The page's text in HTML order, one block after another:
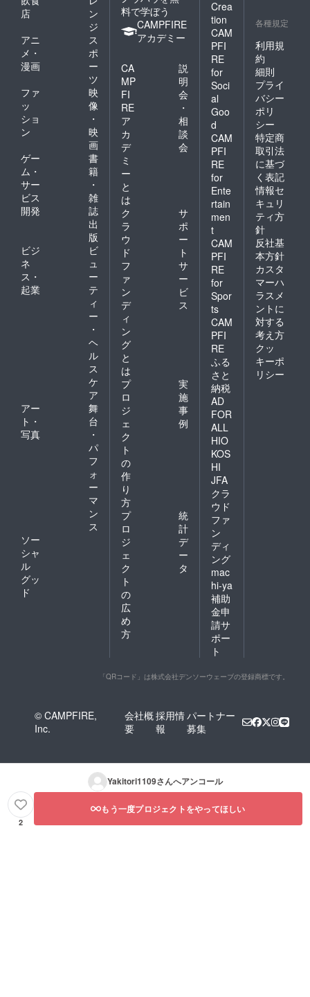
店
ン
ジ
アニ
メ・
漫画
ス
ポ
ー
ツ
ファ
ッ
ショ
ン
映
像
・
映
画
ゲー
ム・
サー
ビス
開発
書
籍
・
雑
誌
出
版
ビジ
ネ
ス・
起業
ビ
ュ
ー
テ
ィ
ー
・
ヘ
ル
ス
ケ
ア
アー
ト・
写真
舞
台
・
パ
フ
ォ
ー
マ
ン
ス
ソー
シャ
ル
グッ
ド
料で学ぼう
CAMPFIRE
アカデミー
CA
MP
FI
RE
ア
カ
デ
ミ
ー
と
は
説
明
会
・
相
談
会
ク
ラ
ウ
ド
フ
ァ
ン
デ
ィ
ン
グ
と
は
サ
ポ
ー
ト
サ
ー
ビ
ス
プ
ロ
ジ
ェ
ク
ト
の
作
り
方
実
施
事
例
プ
ロ
ジ
ェ
ク
ト
の
広
め
方
統
計
デ
ー
タ
Crea
tion
CAM
PFI
RE
for
Soci
al
Goo
d
CAM
PFI
RE
for
Ente
rtain
men
t
CAM
PFI
RE
for
Spor
ts
CAM
PFI
RE
ふる
さと
納税
AD
FOR
ALL
HIO
KOS
HI
JFA
クラ
ウド
ファ
ン
ディ
ング
mac
hi-ya
補助
金申
請サ
ポー
ト
各種規定
利用規
約
細則
プライ
バシー
ポリ
シー
特定商
取引法
に基づ
く表記
情報セ
キュリ
ティ方
針
反社基
本方針
カスタ
マーハ
ラスメ
ントに
対する
考え方
クッ
キーポ
リシー
「QRコード」は株式会社デンソーウェーブの登録商標です。
© CAMPFIRE,
Inc.
会社概
要
採用情
報
パートナー
募集
Yakitori1109さんへアンコール
2
もう一度プロジェクトをやってほしい